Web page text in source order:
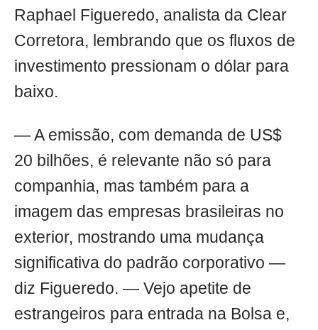
Raphael Figueredo, analista da Clear
Corretora, lembrando que os fluxos de
investimento pressionam o dólar para
baixo.
— A emissão, com demanda de US$
20 bilhões, é relevante não só para
companhia, mas também para a
imagem das empresas brasileiras no
exterior, mostrando uma mudança
significativa do padrão corporativo —
diz Figueredo. — Vejo apetite de
estrangeiros para entrada na Bolsa e,